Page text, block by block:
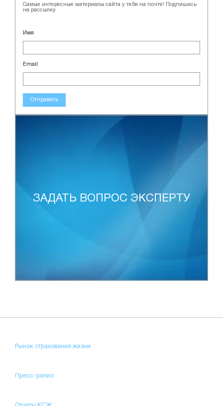
Самые интересные материалы сайта у тебя на почте! Подпишись
на рассылку.
Имя
Email
Отправить
ЗАДАТЬ ВОПРОС ЭКСПЕРТУ
Рынок страхования жизни
Пресс-релиз